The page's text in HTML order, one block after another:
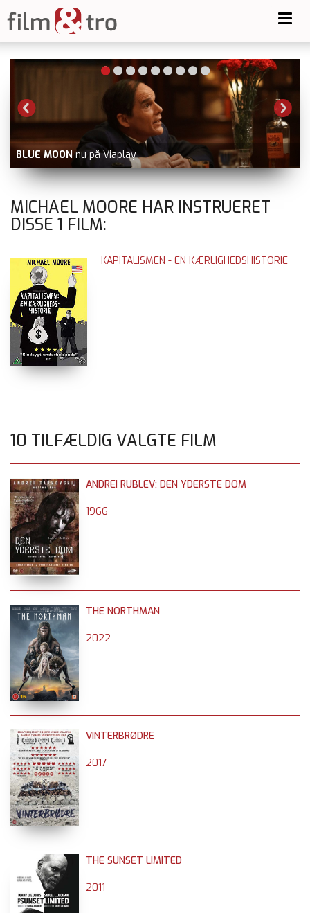
BLUE MOON nu på Viaplay
MICHAEL MOORE HAR INSTRUERET
DISSE 1 FILM:
KAPITALISMEN - EN KÆRLIGHEDSHISTORIE
10 TILFÆLDIG VALGTE FILM
ANDREI RUBLEV: DEN YDERSTE DOM
1966
THE NORTHMAN
2022
VINTERBRØDRE
2017
THE SUNSET LIMITED
2011